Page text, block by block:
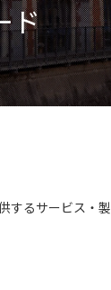
ド
するサービス・